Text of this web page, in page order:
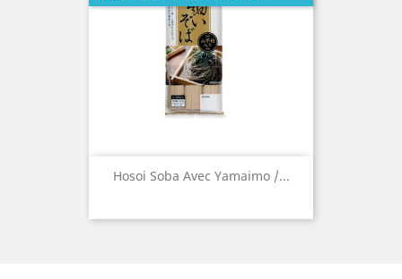
Hosoi Soba Avec Yamaimo /...